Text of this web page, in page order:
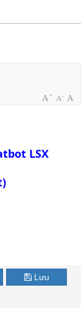
A+ A- A
LSX
Lưu